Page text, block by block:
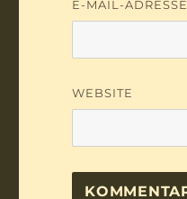
E-MAIL-ADRESSE
WEBSITE